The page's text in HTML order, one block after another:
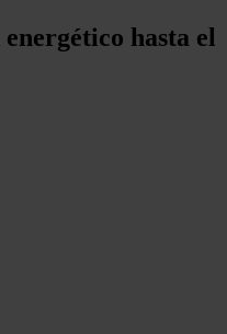
hasta el